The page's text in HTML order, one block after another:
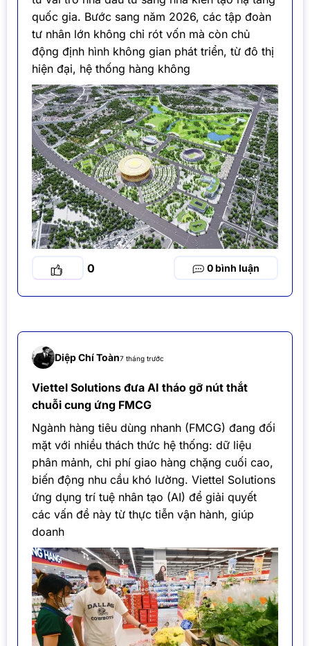
quốc gia. Bước sang năm 2026, các tập đoàn
tư nhân lớn không chỉ rót vốn mà còn chủ
động định hình không gian phát triển, từ đô thị
hiện đại, hệ thống hàng không
0 0
Diệp Chí Toàn7 tháng trước
Viettel Solutions đưa AI tháo gỡ nút thắt
chuỗi cung ứng FMCG
Ngành hàng tiêu dùng nhanh (FMCG) đang đối
mặt với nhiều thách thức hệ thống: dữ liệu
phân mảnh, chi phí giao hàng chặng cuối cao,
biến động nhu cầu khó lường. Viettel Solutions
ứng dụng trí tuệ nhân tạo (AI) để giải quyết
các vấn đề này từ thực tiễn vận hành, giúp
doanh